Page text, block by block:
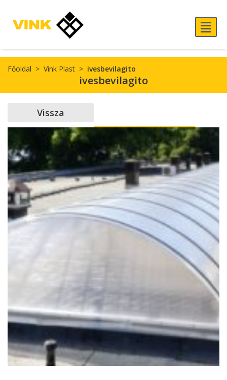
Főoldal > Vink Plast > ivesbevilagito
ivesbevilagito
Vissza